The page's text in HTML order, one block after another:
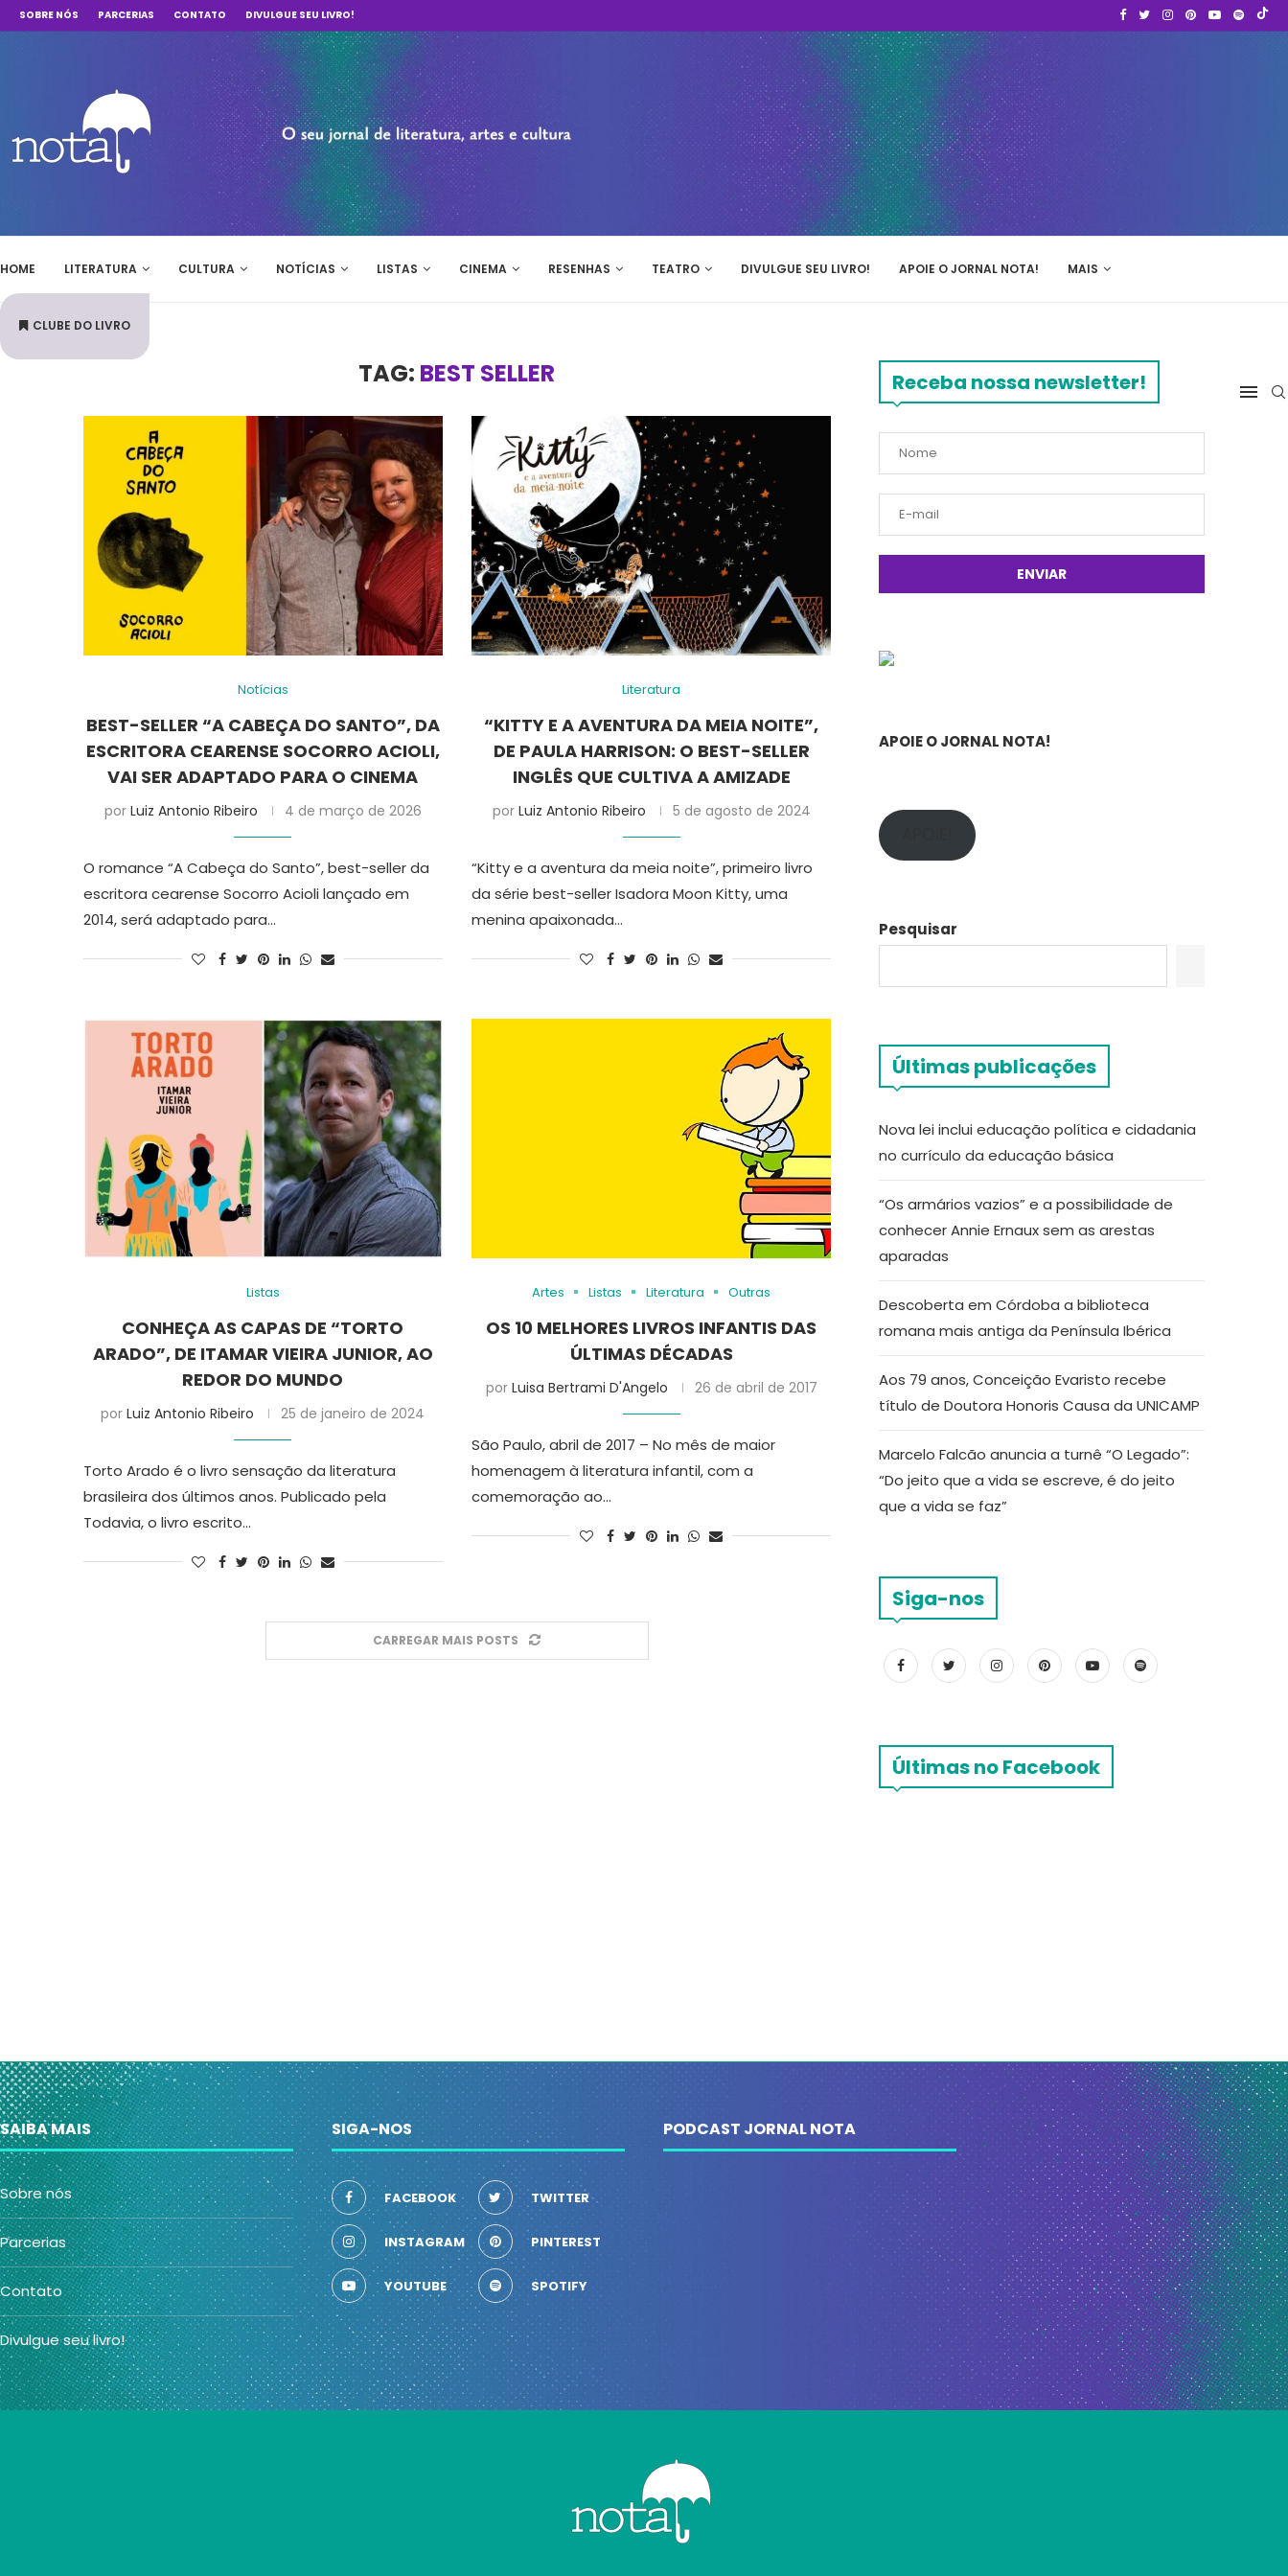
SOBRE NÓS PARCERIAS CONTATO DIVULGUE SEU LIVRO!
HOME LITERATURA CULTURA NOTÍCIAS LISTAS CINEMA RESENHAS TEATRO DIVULGUE SEU LIVRO! APOIE O JORNAL NOTA! MAIS
CLUBE DO LIVRO
TAG: BEST SELLER
Notícias
BEST-SELLER “A CABEÇA DO SANTO”, DA
ESCRITORA CEARENSE SOCORRO ACIOLI,
VAI SER ADAPTADO PARA O CINEMA
por Luiz Antonio Ribeiro 4 de março de 2026
O romance “A Cabeça do Santo”, best-seller da
escritora cearense Socorro Acioli lançado em
2014, será adaptado para…
Literatura
“KITTY E A AVENTURA DA MEIA NOITE”,
DE PAULA HARRISON: O BEST-SELLER
INGLÊS QUE CULTIVA A AMIZADE
por Luiz Antonio Ribeiro 5 de agosto de 2024
“Kitty e a aventura da meia noite”, primeiro livro
da série best-seller Isadora Moon Kitty, uma
menina apaixonada…
Listas
CONHEÇA AS CAPAS DE “TORTO
ARADO”, DE ITAMAR VIEIRA JUNIOR, AO
REDOR DO MUNDO
porLuiz Antonio Ribeiro 25 de janeiro de 2024
Torto Arado é o livro sensação da literatura
brasileira dos últimos anos. Publicado pela
Todavia, o livro escrito…
Artes Listas Literatura Outras
OS 10 MELHORES LIVROS INFANTIS DAS
ÚLTIMAS DÉCADAS
por Luisa Bertrami D'Angelo 26 de abril de 2017
São Paulo, abril de 2017 – No mês de maior
homenagem à literatura infantil, com a
comemoração ao…
CARREGAR MAIS POSTS
Receba nossa newsletter!
APOIE O JORNAL NOTA!
Pesquisar
Últimas publicações
Nova lei inclui educação política e cidadania
no currículo da educação básica
“Os armários vazios” e a possibilidade de
conhecer Annie Ernaux sem as arestas
aparadas
Descoberta em Córdoba a biblioteca
romana mais antiga da Península Ibérica
Aos 79 anos, Conceição Evaristo recebe
título de Doutora Honoris Causa da UNICAMP
Marcelo Falcão anuncia a turnê “O Legado”:
“Do jeito que a vida se escreve, é do jeito
que a vida se faz”
Siga-nos
Últimas no Facebook
SAIBA MAIS
Sobre nós
Parcerias
Contato
Divulgue seu livro!
SIGA-NOS
FACEBOOK TWITTER
INSTAGRAM PINTEREST
YOUTUBE SPOTIFY
PODCAST JORNAL NOTA